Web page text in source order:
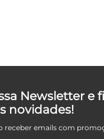
Newsletter e
novidades!
receber emails com